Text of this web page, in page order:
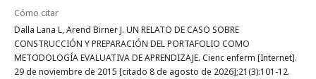
Cómo citar
Dalla Lana L, Arend Birner J. UN RELATO DE CASO SOBRE
CONSTRUCCIÓN Y PREPARACIÓN DEL PORTAFOLIO COMO
METODOLOGÍA EVALUATIVA DE APRENDIZAJE. Cienc enferm [Internet].
29 de noviembre de 2015 [citado 8 de agosto de 2026];21(3):101-12.